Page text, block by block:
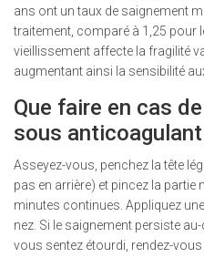
ans ont un taux de saignement
traitement, comparé à 1,25 pour
vieillissement affecte la fragilité
augmentant ainsi la sensibilité
Que faire en cas
sous anticoagulant
Asseyez-vous, penchez la tête
pas en arrière) et pincez la partie
minutes continues. Appliquez
nez. Si le saignement persiste
vous sentez étourdi, rendez-